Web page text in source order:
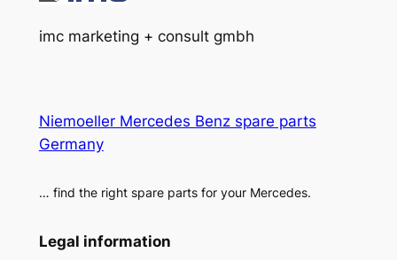
imc marketing + consult gmbh
Niemoeller Mercedes Benz spare parts
Germany
… find the right spare parts for your Mercedes.
Legal information